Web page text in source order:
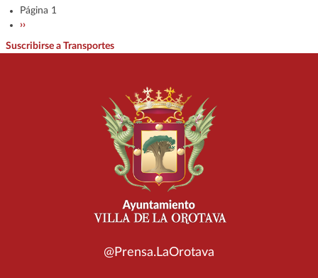
Paginación
Página 1
Siguiente página
››
Suscribirse a Transportes
@Prensa.LaOrotava